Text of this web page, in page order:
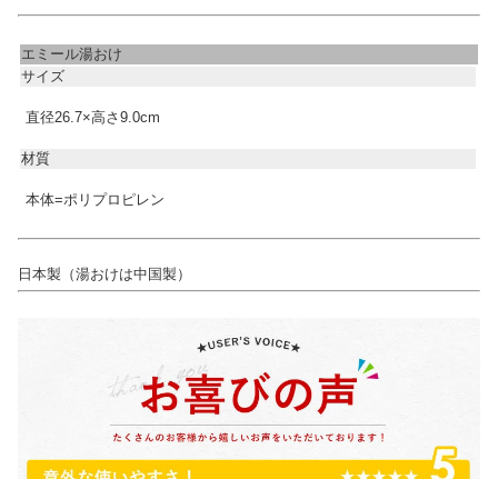
エミール湯おけ
サイズ
直径26.7×高さ9.0cm
材質
本体=ポリプロピレン
日本製（湯おけは中国製）